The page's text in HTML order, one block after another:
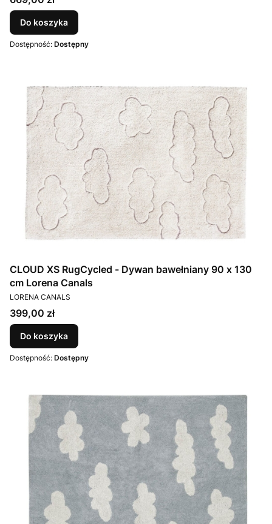
Do koszyka
Dostępność: Dostępny
CLOUD XS RugCycled - Dywan bawełniany 90 x 130
cm Lorena Canals
PRODUCENT
LORENA CANALS
Cena
399,00 zł
Do koszyka
Dostępność: Dostępny